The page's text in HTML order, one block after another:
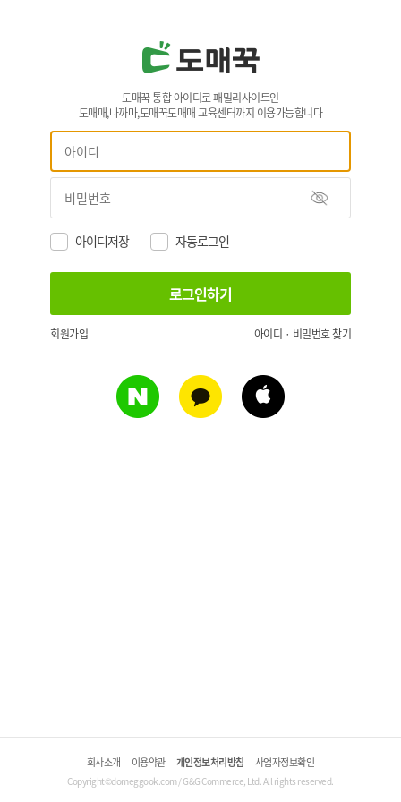
도매꾹 통합 아이디로 패밀리사이트인
도매매,나까마,도매꾹도매매 교육센터까지 이용가능합니다
아이디저장 자동로그인
회원가입 아이디 · 비밀번호 찾기
회사소개 이용약관 개인정보처리방침 사업자정보확인
Copyright©domeggook.com / G&G Commerce, Ltd. All rights reserved.